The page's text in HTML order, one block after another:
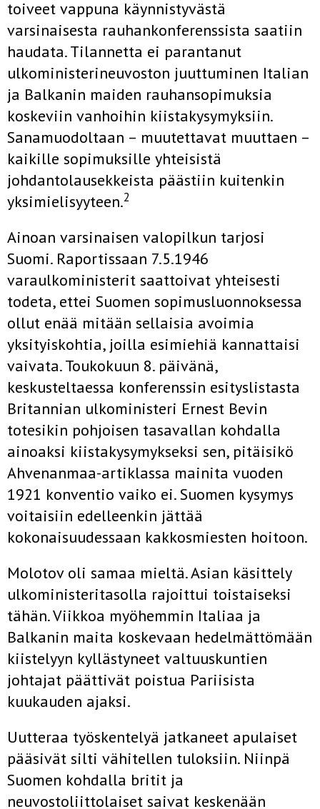
toiveet vappuna käynnistyvästä
varsinaisesta rauhankonferenssista saatiin
haudata. Tilannetta ei parantanut
ulkoministerineuvoston juuttuminen Italian
ja Balkanin maiden rauhansopimuksia
koskeviin vanhoihin kiistakysymyksiin.
Sanamuodoltaan – muutettavat muuttaen –
kaikille sopimuksille yhteisistä
johdantolausekkeista päästiin kuitenkin
yksimielisyyteen.2
Ainoan varsinaisen valopilkun tarjosi
Suomi. Raportissaan 7.5.1946
varaulkoministerit saattoivat yhteisesti
todeta, ettei Suomen sopimusluonnoksessa
ollut enää mitään sellaisia avoimia
yksityiskohtia, joilla esimiehiä kannattaisi
vaivata. Toukokuun 8. päivänä,
keskusteltaessa konferenssin esityslistasta
Britannian ulkoministeri Ernest Bevin
totesikin pohjoisen tasavallan kohdalla
ainoaksi kiistakysymykseksi sen, pitäisikö
Ahvenanmaa-artiklassa mainita vuoden
1921 konventio vaiko ei. Suomen kysymys
voitaisiin edelleenkin jättää
kokonaisuudessaan kakkosmiesten hoitoon.
Molotov oli samaa mieltä. Asian käsittely
ulkoministeritasolla rajoittui toistaiseksi
tähän. Viikkoa myöhemmin Italiaa ja
Balkanin maita koskevaan hedelmättömään
kiistelyyn kyllästyneet valtuuskuntien
johtajat päättivät poistua Pariisista
kuukauden ajaksi.
Uutteraa työskentelyä jatkaneet apulaiset
pääsivät silti vähitellen tuloksiin. Niinpä
Suomen kohdalla britit ja
neuvostoliittolaiset saivat keskenään